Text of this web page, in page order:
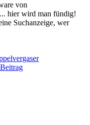
von
hier wird man fündig!
Suchanzeige, wer